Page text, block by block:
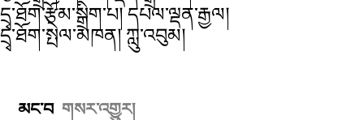
དྲྭ་ཐོག་རྩོམ་སྒྲིག་པ། དཔལ་ལྡན་རྒྱལ།
དྲྭ་ཐོག་སྤེལ་མཁན། ཀླུ་འབུམ།
མང་བ གསར་འགྱུར།